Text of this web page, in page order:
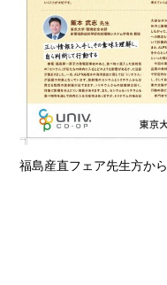
福島産直フェア先生方から